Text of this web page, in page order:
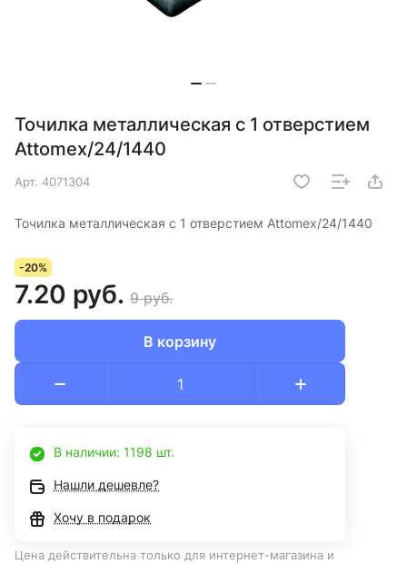
Точилка металлическая с 1 отверстием
Attomex/24/1440
Арт. 4071304
Точилка металлическая с 1 отверстием Attomex/24/1440
-20%
7.20 руб. 9 руб.
В корзину
В наличии: 1198 шт.
Нашли дешевле?
Хочу в подарок
Цена действительна только для интернет-магазина и